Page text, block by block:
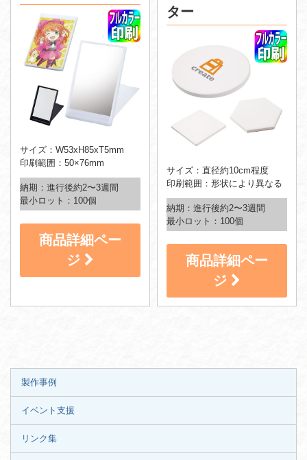
サイズ：W53xH85xT5mm
印刷範囲：50×76mm
納期：進行後約2〜3週間
最小ロット：100個
商品詳細ペー
ジ
ター
サイズ：直径約10cm程度
印刷範囲：形状により異なる
納期：進行後約2〜3週間
最小ロット：100個
商品詳細ペー
ジ
製作事例
イベント支援
リンク集